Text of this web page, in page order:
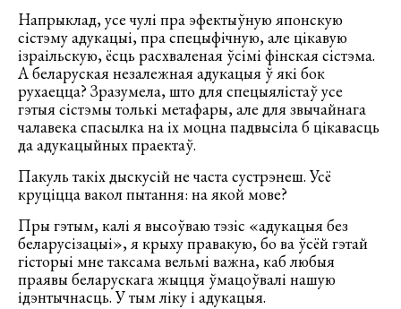
Напрыклад, усе чулі пра эфектыўную японскую
сістэму адукацыі, пра спецыфічную, але цікавую
ізраільскую, ёсць расхваленая ўсімі фінская сістэма.
А беларуская незалежная адукацыя ў які бок
рухаецца? Зразумела, што для спецыялістаў усе
гэтыя сістэмы толькі метафары, але для звычайнага
чалавека спасылка на іх моцна падвысіла б цікавасць
да адукацыйных праектаў.
Пакуль такіх дыскусій не часта сустрэнеш. Усё
круціцца вакол пытання: на якой мове?
Пры гэтым, калі я высоўваю тэзіс «адукацыя без
беларусізацыі», я крыху правакую, бо ва ўсёй гэтай
гісторыі мне таксама вельмі важна, каб любыя
праявы беларускага жыцця ўмацоўвалі нашую
ідэнтычнасць. У тым ліку і адукацыя.